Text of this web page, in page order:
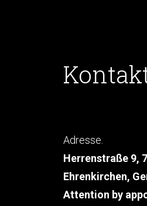
Adresse.
Herrenstraße 9,
Ehrenkirchen,
Attention by